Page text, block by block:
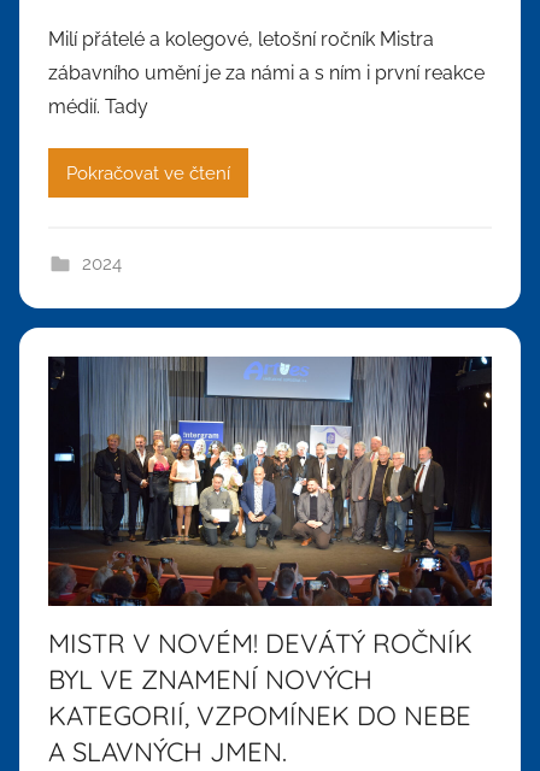
Milí přátelé a kolegové, letošní ročník Mistra
zábavního umění je za námi a s ním i první reakce
médií. Tady
Pokračovat ve čtení
2024
MISTR V NOVÉM! DEVÁTÝ ROČNÍK
BYL VE ZNAMENÍ NOVÝCH
KATEGORIÍ, VZPOMÍNEK DO NEBE
A SLAVNÝCH JMEN.